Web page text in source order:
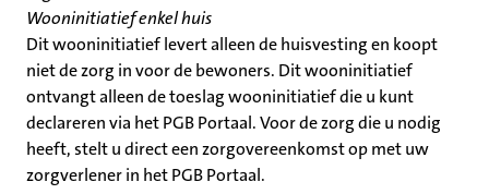
Wooninitiatief enkel huis
Dit wooninitiatief levert alleen de huisvesting en koopt
niet de zorg in voor de bewoners. Dit wooninitiatief
ontvangt alleen de toeslag wooninitiatief die u kunt
declareren via het PGB Portaal. Voor de zorg die u nodig
heeft, stelt u direct een zorgovereenkomst op met uw
zorgverlener in het PGB Portaal.